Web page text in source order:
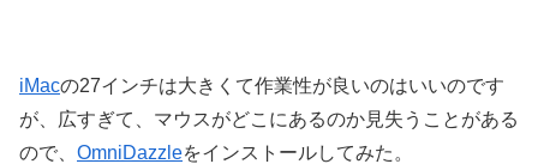
iMacの27インチは大きくて作業性が良いのはいいのです
が、広すぎて、マウスがどこにあるのか見失うことがある
ので、 OmniDazzleをインストールしてみた。